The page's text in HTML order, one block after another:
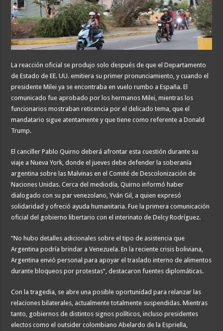
La reacción oficial se produjo solo después de que el Departamento
de Estado de EE. UU. emitiera su primer pronunciamiento, y cuando el
presidente Milei ya se encontraba en vuelo rumbo a España. El
comunicado fue aprobado por los hermanos Milei, mientras los
funcionarios mostraban reticencia por el delicado tema, que el
mandatario sigue atentamente y que tiene como referente a Donald
Trump.
El canciller Pablo Quirno deberá afrontar esta cuestión durante su
viaje a Nueva York, donde el jueves debe defender la soberanía
argentina sobre las Malvinas en el Comité de Descolonización de
Naciones Unidas. Cerca del mediodía, Quirno informó haber
dialogado con su par venezolano, Yván Gil, a quien expresó
solidaridad y ofreció ayuda humanitaria. Fue la primera comunicación
oficial del gobierno libertario con el interinato de Delcy Rodríguez.
“No hubo detalles adicionales sobre el tipo de asistencia que
Argentina podría brindar a Venezuela. En la reciente crisis boliviana,
Argentina envió personal para apoyar el traslado interno de alimentos
durante bloqueos por protestas”, destacaron fuentes diplomáticas.
Con la tragedia, se abre una posible oportunidad para relanzar las
relaciones bilaterales, actualmente totalmente suspendidas. Mientras
tanto, gobiernos de distintos signos políticos, incluso presidentes
electos como el outsider colombiano Abelardo de la Espriella,